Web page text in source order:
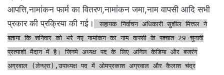
आपत्ति,नामांकन फार्म का वितरण,नामांकन जमा,नाम वापसी आदि सभी
प्रकार की प्रक्रिया की गई।
सहायक निर्वाचन अधिकारी सुशील मित्तल ने
बताया कि शनिवार को भरे गए नामांकन का नाम वापसी के पश्चात 29 चुनावी
प्रत्याशी मैदान में है। जिनमे अध्यक्ष पद के लिए अनिल केडिया और बजरंग
अग्रवाल (लेन्ध्रा),उपाध्यक्ष पद में ओमप्रकाश अग्रवाल और कैलाश चंद्र